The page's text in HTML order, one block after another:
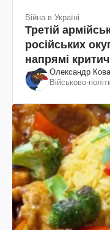
Війна в Україні
Третій
російських
напрямі
вдалося
Олександр
Військово-